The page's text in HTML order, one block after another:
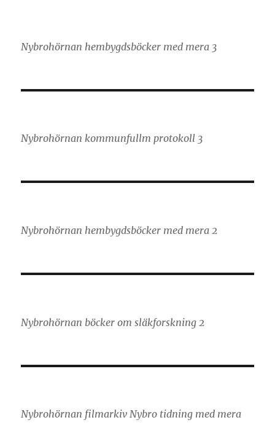
Nybrohörnan hembygdsböcker med mera 3
Nybrohörnan kommunfullm protokoll 3
Nybrohörnan hembygdsböcker med mera 2
Nybrohörnan böcker om släkforskning 2
Nybrohörnan filmarkiv Nybro tidning med mera